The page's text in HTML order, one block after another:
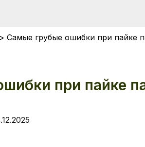
Самые грубые ошибки при пайке
при пайке